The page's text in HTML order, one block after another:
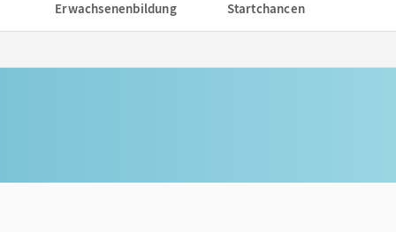
Erwachsenenbildung Startchancen